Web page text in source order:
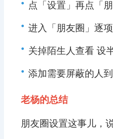
• 点「设置」再点「朋
• 进入「朋友圈」逐
• 关掉陌生人查看 设
• 添加需要屏蔽的人
老杨的总结
朋友圈设置这事儿，